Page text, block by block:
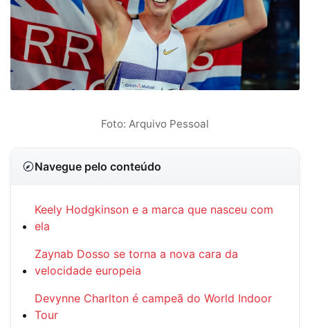
Foto: Arquivo Pessoal
Navegue pelo conteúdo
Keely Hodgkinson e a marca que nasceu com
ela
Zaynab Dosso se torna a nova cara da
velocidade europeia
Devynne Charlton é campeã do World Indoor
Tour